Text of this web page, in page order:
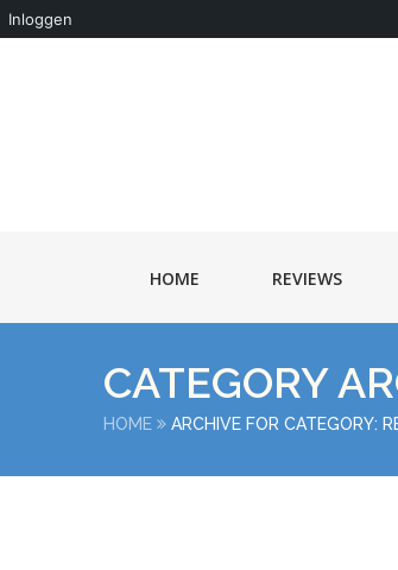
Inloggen
HOME REVIEWS
CATEGORY
HOME ARCHIVE FOR CATEGORY: